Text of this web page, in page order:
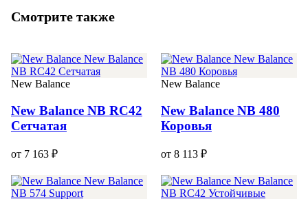
Смотрите также
New Balance
New Balance NB RC42
Сетчатая
от 7 163 ₽
New Balance
New Balance NB 480
Коровья
от 8 113 ₽